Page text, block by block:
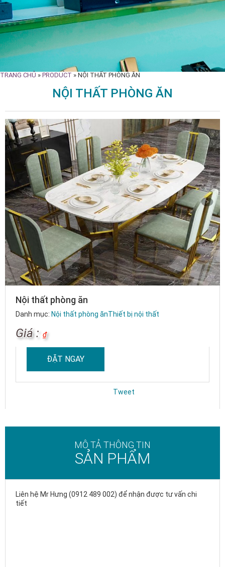
TRANG CHỦ » PRODUCT » NỘI THẤT PHÒNG ĂN
NỘI THẤT PHÒNG ĂN
Nội thất phòng ăn
Danh mục: Nội thất phòng ănThiết bị nội thất
Giá : ₫
ĐẶT NGAY
Tweet
MÔ TẢ THÔNG TIN
SẢN PHẨM
Liên hệ Mr Hưng (0912 489 002) để nhận được tư vấn chi
tiết